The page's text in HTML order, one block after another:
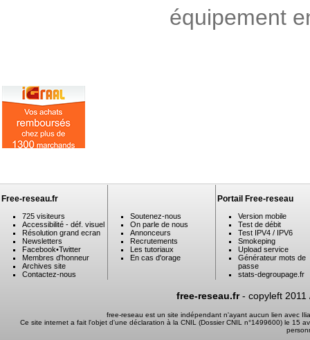
équipement
Free-reseau.fr
725 visiteurs
Accessibilité - déf. visuel
Résolution grand ecran
Newsletters
Facebook•Twitter
Membres d'honneur
Archives site
Contactez-nous
Soutenez-nous
On parle de nous
Annonceurs
Recrutements
Les tutoriaux
En cas d'orage
Portail Free-reseau
Version mobile
Test de débit
Test IPV4 / IPV6
Smokeping
Upload service
Générateur mots de
passe
stats-degroupage.fr
free-reseau.fr- copyleft 2011
free-reseau est un site indépendant n'ayant aucun lien avec
Ce site internet a fait l'objet d'une déclaration à la CNIL (Dossier CNIL n°1499600) le 15